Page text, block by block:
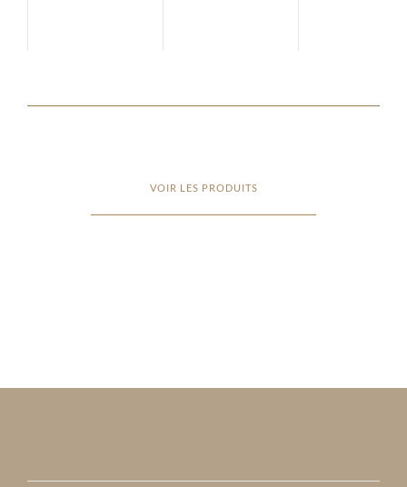
VOIR LES PRODUITS